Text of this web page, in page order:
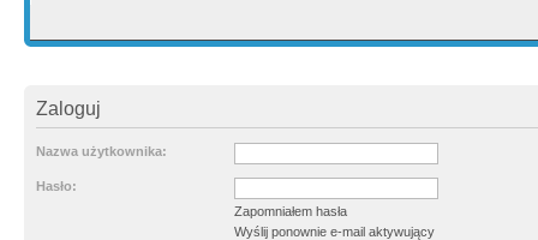
Zaloguj
Nazwa użytkownika:
Hasło:
Zapomniałem hasła
Wyślij ponownie e-mail aktywujący